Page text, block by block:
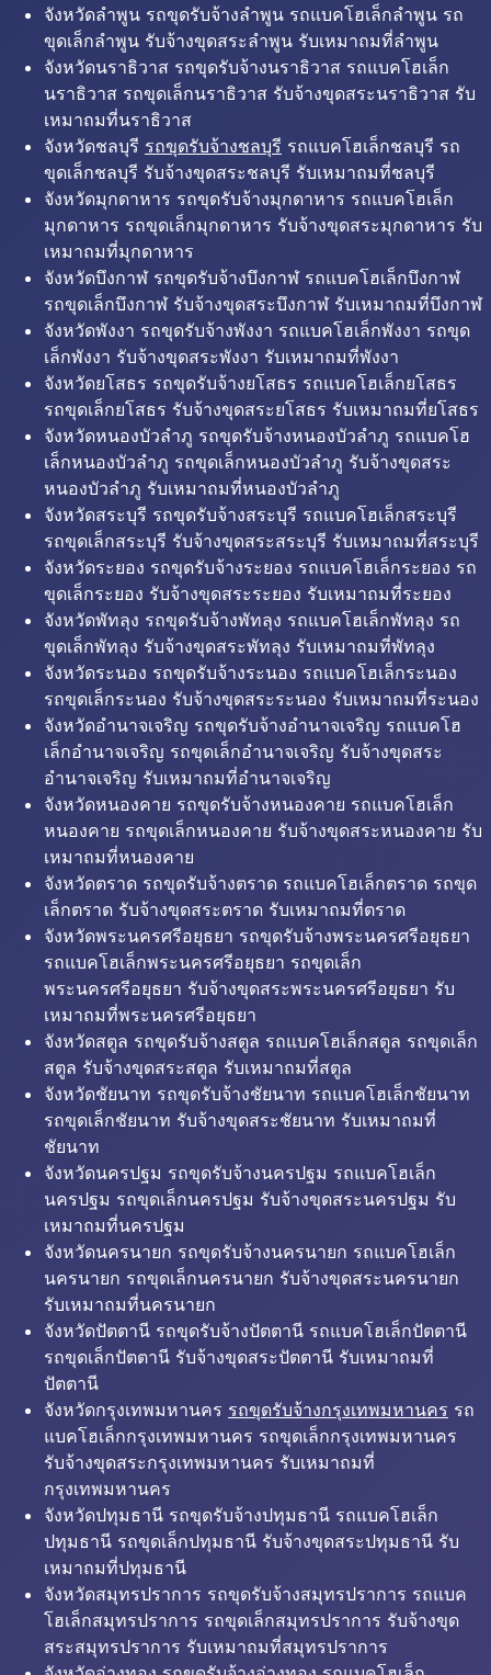
จังหวัดลำพูน รถขุดรับจ้างลำพูน รถแบคโฮเล็กลำพูน รถ
ขุดเล็กลำพูน รับจ้างขุดสระลำพูน รับเหมาถมที่ลำพูน
จังหวัดนราธิวาส รถขุดรับจ้างนราธิวาส รถแบคโฮเล็ก
นราธิวาส รถขุดเล็กนราธิวาส รับจ้างขุดสระนราธิวาส รับ
เหมาถมที่นราธิวาส
จังหวัดชลบุรี รถขุดรับจ้างชลบุรี รถแบคโฮเล็กชลบุรี รถ
ขุดเล็กชลบุรี รับจ้างขุดสระชลบุรี รับเหมาถมที่ชลบุรี
จังหวัดมุกดาหาร รถขุดรับจ้างมุกดาหาร รถแบคโฮเล็ก
มุกดาหาร รถขุดเล็กมุกดาหาร รับจ้างขุดสระมุกดาหาร รับ
เหมาถมที่มุกดาหาร
จังหวัดบึงกาฬ รถขุดรับจ้างบึงกาฬ รถแบคโฮเล็กบึงกาฬ
รถขุดเล็กบึงกาฬ รับจ้างขุดสระบึงกาฬ รับเหมาถมที่บึงกาฬ
จังหวัดพังงา รถขุดรับจ้างพังงา รถแบคโฮเล็กพังงา รถขุด
เล็กพังงา รับจ้างขุดสระพังงา รับเหมาถมที่พังงา
จังหวัดยโสธร รถขุดรับจ้างยโสธร รถแบคโฮเล็กยโสธร
รถขุดเล็กยโสธร รับจ้างขุดสระยโสธร รับเหมาถมที่ยโสธร
จังหวัดหนองบัวลำภู รถขุดรับจ้างหนองบัวลำภู รถแบคโฮ
เล็กหนองบัวลำภู รถขุดเล็กหนองบัวลำภู รับจ้างขุดสระ
หนองบัวลำภู รับเหมาถมที่หนองบัวลำภู
จังหวัดสระบุรี รถขุดรับจ้างสระบุรี รถแบคโฮเล็กสระบุรี
รถขุดเล็กสระบุรี รับจ้างขุดสระสระบุรี รับเหมาถมที่สระบุรี
จังหวัดระยอง รถขุดรับจ้างระยอง รถแบคโฮเล็กระยอง รถ
ขุดเล็กระยอง รับจ้างขุดสระระยอง รับเหมาถมที่ระยอง
จังหวัดพัทลุง รถขุดรับจ้างพัทลุง รถแบคโฮเล็กพัทลุง รถ
ขุดเล็กพัทลุง รับจ้างขุดสระพัทลุง รับเหมาถมที่พัทลุง
จังหวัดระนอง รถขุดรับจ้างระนอง รถแบคโฮเล็กระนอง
รถขุดเล็กระนอง รับจ้างขุดสระระนอง รับเหมาถมที่ระนอง
จังหวัดอำนาจเจริญ รถขุดรับจ้างอำนาจเจริญ รถแบคโฮ
เล็กอำนาจเจริญ รถขุดเล็กอำนาจเจริญ รับจ้างขุดสระ
อำนาจเจริญ รับเหมาถมที่อำนาจเจริญ
จังหวัดหนองคาย รถขุดรับจ้างหนองคาย รถแบคโฮเล็ก
หนองคาย รถขุดเล็กหนองคาย รับจ้างขุดสระหนองคาย รับ
เหมาถมที่หนองคาย
จังหวัดตราด รถขุดรับจ้างตราด รถแบคโฮเล็กตราด รถขุด
เล็กตราด รับจ้างขุดสระตราด รับเหมาถมที่ตราด
จังหวัดพระนครศรีอยุธยา รถขุดรับจ้างพระนครศรีอยุธยา
รถแบคโฮเล็กพระนครศรีอยุธยา รถขุดเล็ก
พระนครศรีอยุธยา รับจ้างขุดสระพระนครศรีอยุธยา รับ
เหมาถมที่พระนครศรีอยุธยา
จังหวัดสตูล รถขุดรับจ้างสตูล รถแบคโฮเล็กสตูล รถขุดเล็ก
สตูล รับจ้างขุดสระสตูล รับเหมาถมที่สตูล
จังหวัดชัยนาท รถขุดรับจ้างชัยนาท รถแบคโฮเล็กชัยนาท
รถขุดเล็กชัยนาท รับจ้างขุดสระชัยนาท รับเหมาถมที่
ชัยนาท
จังหวัดนครปฐม รถขุดรับจ้างนครปฐม รถแบคโฮเล็ก
นครปฐม รถขุดเล็กนครปฐม รับจ้างขุดสระนครปฐม รับ
เหมาถมที่นครปฐม
จังหวัดนครนายก รถขุดรับจ้างนครนายก รถแบคโฮเล็ก
นครนายก รถขุดเล็กนครนายก รับจ้างขุดสระนครนายก
รับเหมาถมที่นครนายก
จังหวัดปัตตานี รถขุดรับจ้างปัตตานี รถแบคโฮเล็กปัตตานี
รถขุดเล็กปัตตานี รับจ้างขุดสระปัตตานี รับเหมาถมที่
ปัตตานี
จังหวัดกรุงเทพมหานคร รถขุดรับจ้างกรุงเทพมหานคร รถ
แบคโฮเล็กกรุงเทพมหานคร รถขุดเล็กกรุงเทพมหานคร
รับจ้างขุดสระกรุงเทพมหานคร รับเหมาถมที่
กรุงเทพมหานคร
จังหวัดปทุมธานี รถขุดรับจ้างปทุมธานี รถแบคโฮเล็ก
ปทุมธานี รถขุดเล็กปทุมธานี รับจ้างขุดสระปทุมธานี รับ
เหมาถมที่ปทุมธานี
จังหวัดสมุทรปราการ รถขุดรับจ้างสมุทรปราการ รถแบค
โฮเล็กสมุทรปราการ รถขุดเล็กสมุทรปราการ รับจ้างขุด
สระสมุทรปราการ รับเหมาถมที่สมุทรปราการ